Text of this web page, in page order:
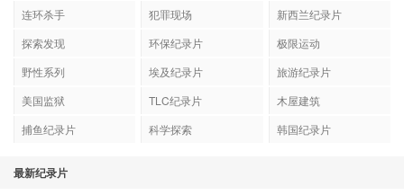
连环杀手
犯罪现场
新西兰纪录片
探索发现
环保纪录片
极限运动
野性系列
埃及纪录片
旅游纪录片
美国监狱
TLC纪录片
木屋建筑
捕鱼纪录片
科学探索 韩国纪录片
最新纪录片